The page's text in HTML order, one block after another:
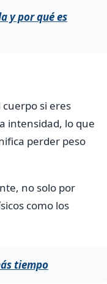
y por qué es
si eres
intensidad, lo que
perder peso
no solo por
como los
tiempo